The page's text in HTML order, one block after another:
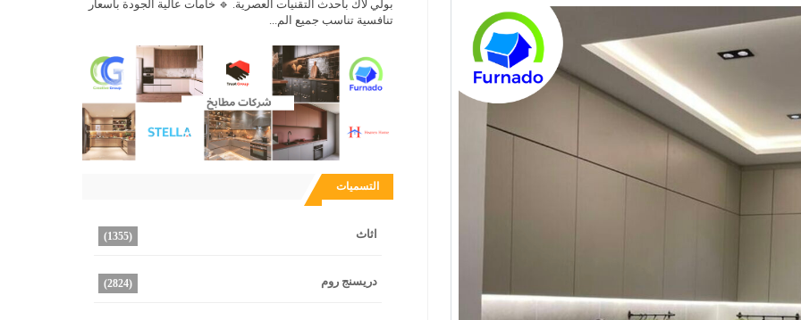
بولي لاك بأحدث التقنيات العصرية. 🔹 خامات عالية الجودة بأسعار
تنافسية تناسب جميع الم...
التسميات
اثاث (1355)
دريسنج روم (2824)